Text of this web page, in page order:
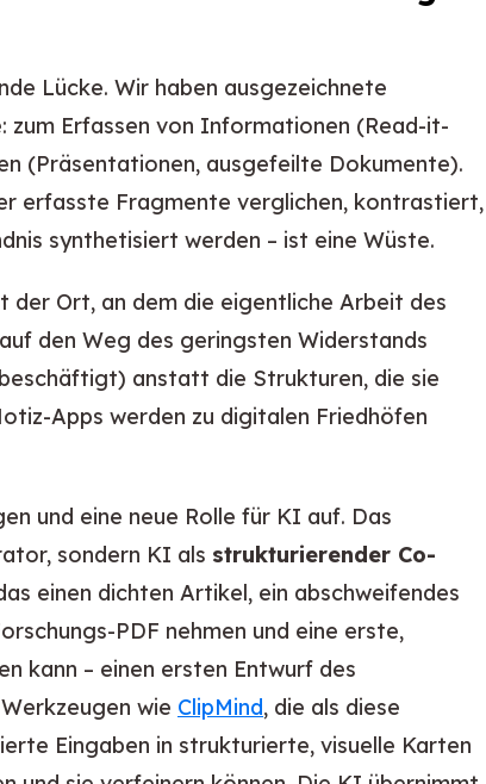
Lücke. Wir haben ausgezeichnete
zum Erfassen von Informationen (Read-it-
(Präsentationen, ausgefeilte Dokumente).
erfasste Fragmente verglichen, kontrastiert,
synthetisiert werden – ist eine Wüste.
der Ort, an dem die eigentliche Arbeit des
den Weg des geringsten Widerstands
anstatt die Strukturen, die sie
Apps werden zu digitalen Friedhöfen
und eine neue Rolle für KI auf. Das
sondern KI als strukturierender Co-
einen dichten Artikel, ein abschweifendes
PDF nehmen und eine erste,
kann – einen ersten Entwurf des
wie ClipMind, die als diese
Eingaben in strukturierte, visuelle Karten